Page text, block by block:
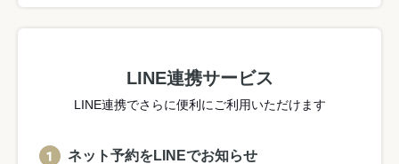
LINE連携サービス
LINE連携でさらに便利にご利用いただけます
ネット予約をLINEでお知らせ